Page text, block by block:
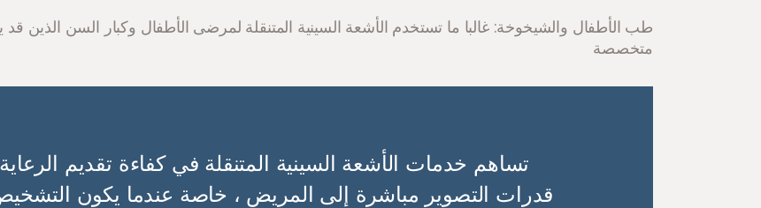
طب الأطفال والشيخوخة: غالبا ما تستخدم الأشعة السينية المتنقلة لمرضى الأطفال وكبار السن الذين
متخصصة
تساهم خدمات الأشعة السينية المتنقلة في كفاءة تقديم
قدرات التصوير مباشرة إلى المريض ، خاصة عندما يكون التشخيص